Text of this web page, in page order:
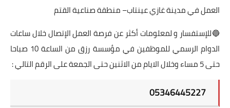
العمل في مدينة غازي عينتاب– منطقة صناعية القتم
🔵للإستفسار و لمعلومات أكثر عن فرصة العمل الإتصال خلال ساعات
الدوام الرسمي للموظفين في مؤسسة رزق من الساعة 10 صباحا
حتى 5 مساء وخلال الايام من الاثنين حتى الجمعة على الرقم التالي :